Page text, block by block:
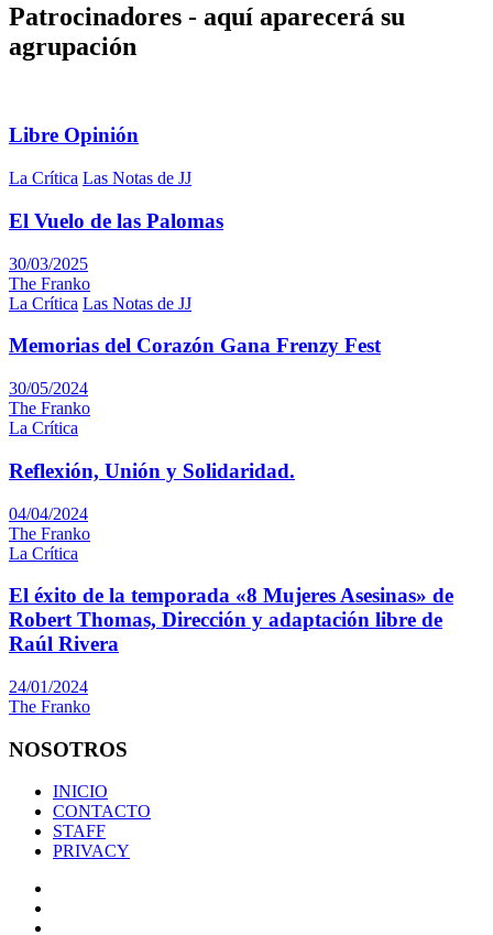
Patrocinadores - aquí aparecerá su
agrupación
Libre Opinión
La Crítica Las Notas de JJ
El Vuelo de las Palomas
30/03/2025
The Franko
La Crítica Las Notas de JJ
Memorias del Corazón Gana Frenzy Fest
30/05/2024
The Franko
La Crítica
Reflexión, Unión y Solidaridad.
04/04/2024
The Franko
La Crítica
El éxito de la temporada «8 Mujeres Asesinas» de
Robert Thomas, Dirección y adaptación libre de
Raúl Rivera
24/01/2024
The Franko
NOSOTROS
INICIO
CONTACTO
STAFF
PRIVACY